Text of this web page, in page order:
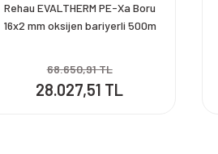
Rehau EVALTHERM PE-Xa Boru
16x2 mm oksijen bariyerli 500m
68.650,91 TL
28.027,51 TL